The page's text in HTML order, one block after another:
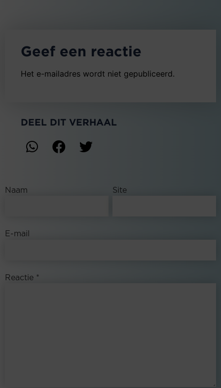
Geef een reactie
Het e-mailadres wordt niet gepubliceerd.
DEEL DIT VERHAAL
Reactie *
Naam
E-mail
Site